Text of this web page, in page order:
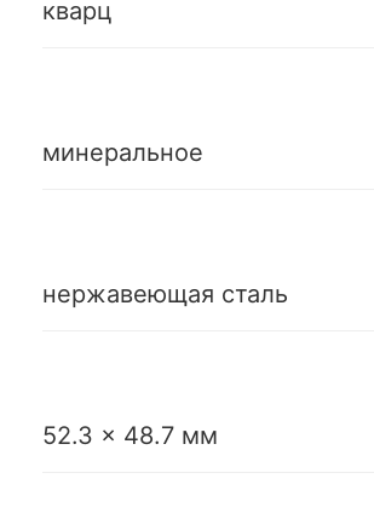
кварц
минеральное
нержавеющая сталь
52.3 x 48.7 мм